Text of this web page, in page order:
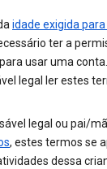
idade exigida
ter a
usar uma
legal ler estes
legal ou pai/
, estes termos se
dessa